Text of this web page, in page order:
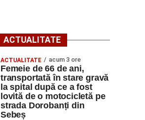
ACTUALITATE
ACTUALITATE acum 3 ore
Femeie de 66 de ani,
transportată în stare gravă
la spital după ce a fost
lovită de o motocicletă pe
strada Dorobanți din
Sebeș